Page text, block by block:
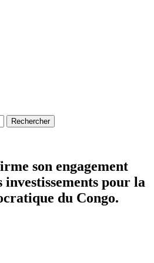
son engagement
pour la
du Congo.